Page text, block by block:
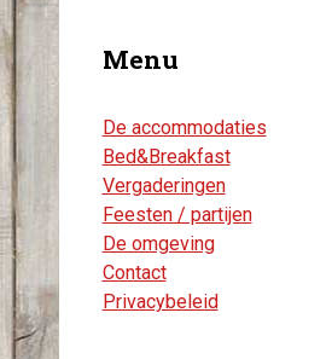
Menu
De accommodaties
Bed&Breakfast
Vergaderingen
Feesten / partijen
De omgeving
Contact
Privacybeleid